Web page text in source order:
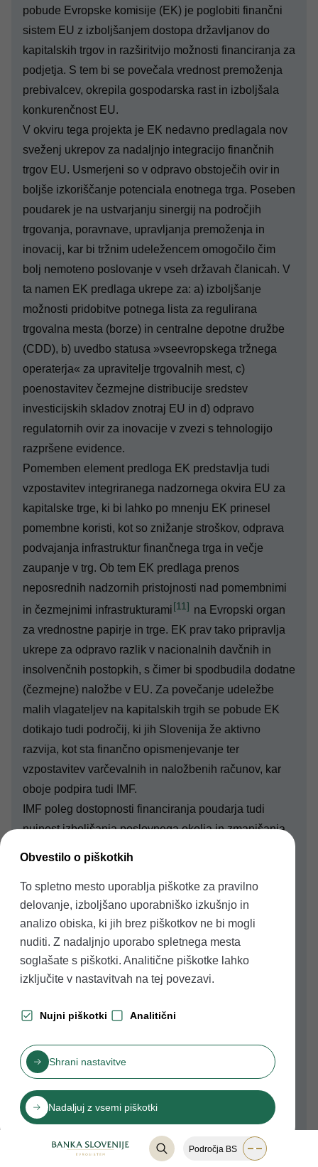
Področja BS
pobude Evropske komisije (EK) je poglobiti finančni
sistem EU z izboljšanjem dostopa državljanov do
kapitalskih trgov in razširitvijo možnosti financiranja za
podjetja. S tem bi se povečala vrednost premoženja
prebivalcev, okrepila gospodarska rast in izboljšala
konkurenčnost EU.
V okviru tega projekta je EK nedavno predlagala nov
sveženj ukrepov za nadaljnjo integracijo finančnih
trgov EU. Usmerjeni so v odpravo obstoječih ovir in
boljše izkoriščanje potenciala enotnega trga. Poseben
poudarek je na ustvarjanju sinergij na področjih
trgovanja, poravnave, upravljanja premoženja in
inovacij, kar bi tržnim udeležencem omogočilo čim
bolj nemoteno poslovanje v vseh državah članicah. V
ta namen EK predlaga ukrepe za: a) izboljšanje
možnosti pridobitve potnega lista za regulirana
trgovalna mesta (borze) in centralne depotne družbe
(CDD), b) uvedbo statusa »vseevropskega tržnega
operaterja« za upravitelje trgovalnih mest, c)
poenostavitev čezmejne distribucije sredstev
investicijskih skladov znotraj EU in d) odpravo
regulatornih ovir za inovacije v zvezi s tehnologijo
razpršene evidence.
Pomemben element predloga EK predstavlja tudi
vzpostavitev integriranega nadzornega okvira EU za
kapitalske trge, ki bi lahko po mnenju EK prinesel
pomembne koristi, kot so znižanje stroškov, odprava
podvajanja infrastruktur finančnega trga in večje
zaupanje v trg. Ob tem EK predlaga prenos
neposrednih nadzornih pristojnosti nad pomembnimi
in čezmejnimi infrastrukturami [11] na Evropski organ
za vrednostne papirje in trge. EK prav tako pripravlja
ukrepe za odpravo razlik v nacionalnih davčnih in
insolvenčnih postopkih, s čimer bi spodbudila dodatne
(čezmejne) naložbe v EU. Za povečanje udeležbe
malih vlagateljev na kapitalskih trgih se pobude EK
dotikajo tudi področij, ki jih Slovenija že aktivno
razvija, kot sta finančno opismenjevanje ter
vzpostavitev varčevalnih in naložbenih računov, kar
oboje podpira tudi IMF.
IMF poleg dostopnosti financiranja poudarja tudi
nujnost izboljšanja poslovnega okolja in zmanjšanja
tesnejše sodelovanje med potrebami gospodarstva
(podjetij) in izobraževalnimi institucijami, saj je to
nujno za učinkovito obravnavanje izzivov, povezanih z
neskladnostjo med ponudbo in povpraševanjem na
trgu dela.
[12]
povezovanjem med multinacionalkami ter malimi in
sodelovanja znotraj inovacijskega ekosistema bi po
ugotovitvah IMF lahko sprostila potencial znanja,
povečala inovacije in Sloveniji omogočila, da se
približa ravni vodilnih držav inovatork v EU.
Denarna politika in finančni trgi
Obvestilo o piškotkih
To spletno mesto uporablja piškotke za pravilno
delovanje, izboljšano uporabniško izkušnjo in
analizo obiska, ki jih brez piškotkov ne bi mogli
nuditi. Z nadaljnjo uporabo spletnega mesta
soglašate s piškotki. Analitične piškotke lahko
izključite v nastavitvah na tej povezavi.
Nujni piškotki Analitični
Shrani nastavitve
Nadaljuj z vsemi piškotki